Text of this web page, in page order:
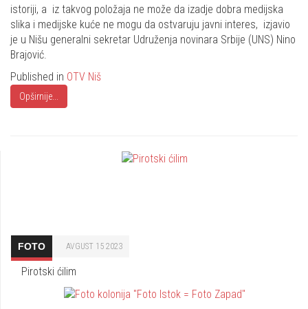
istoriji, a iz takvog položaja ne može da izadje dobra medijska
slika i medijske kuće ne mogu da ostvaruju javni interes, izjavio
je u Nišu generalni sekretar Udruženja novinara Srbije (UNS) Nino
Brajović.
Published in OTV Niš
Opširnije...
FOTO AVGUST 15 2023
Pirotski ćilim